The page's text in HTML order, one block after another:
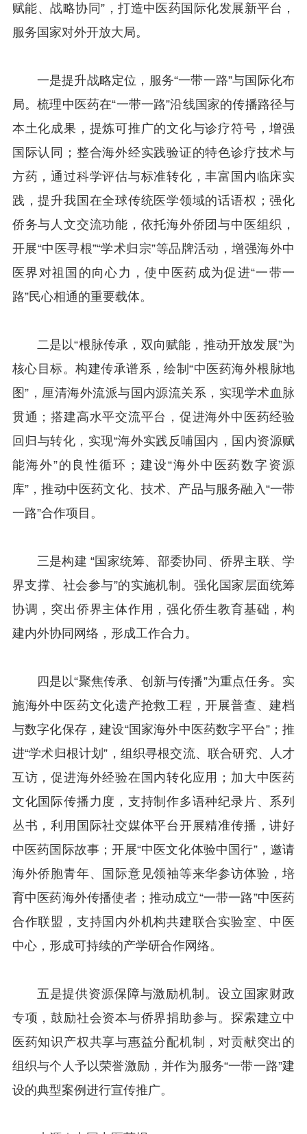
赋能、战略协同”，打造中医药国际化发展新平台，
服务国家对外开放大局。
一是提升战略定位，服务“一带一路”与国际化布
局。梳理中医药在“一带一路”沿线国家的传播路径与
本土化成果，提炼可推广的文化与诊疗符号，增强
国际认同；整合海外经实践验证的特色诊疗技术与
方药，通过科学评估与标准转化，丰富国内临床实
践，提升我国在全球传统医学领域的话语权；强化
侨务与人文交流功能，依托海外侨团与中医组织，
开展“中医寻根”“学术归宗”等品牌活动，增强海外中
医界对祖国的向心力，使中医药成为促进“一带一
路”民心相通的重要载体。
二是以“根脉传承，双向赋能，推动开放发展”为
核心目标。构建传承谱系，绘制“中医药海外根脉地
图”，厘清海外流派与国内源流关系，实现学术血脉
贯通；搭建高水平交流平台，促进海外中医药经验
回归与转化，实现“海外实践反哺国内，国内资源赋
能海外”的良性循环；建设“海外中医药数字资源
库”，推动中医药文化、技术、产品与服务融入“一带
一路”合作项目。
三是构建 “国家统筹、部委协同、侨界主联、学
界支撑、社会参与”的实施机制。强化国家层面统筹
协调，突出侨界主体作用，强化侨生教育基础，构
建内外协同网络，形成工作合力。
四是以“聚焦传承、创新与传播”为重点任务。实
施海外中医药文化遗产抢救工程，开展普查、建档
与数字化保存，建设“国家海外中医药数字平台”；推
进“学术归根计划”，组织寻根交流、联合研究、人才
互访，促进海外经验在国内转化应用；加大中医药
文化国际传播力度，支持制作多语种纪录片、系列
丛书，利用国际社交媒体平台开展精准传播，讲好
中医药国际故事；开展“中医文化体验中国行”，邀请
海外侨胞青年、国际意见领袖等来华参访体验，培
育中医药海外传播使者；推动成立“一带一路”中医药
合作联盟，支持国内外机构共建联合实验室、中医
中心，形成可持续的产学研合作网络。
五是提供资源保障与激励机制。设立国家财政
专项，鼓励社会资本与侨界捐助参与。探索建立中
医药知识产权共享与惠益分配机制，对贡献突出的
组织与个人予以荣誉激励，并作为服务“一带一路”建
设的典型案例进行宣传推广。